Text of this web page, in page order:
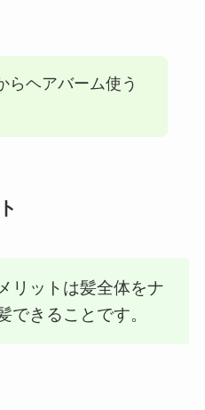
らヘアバーム使う
リットは髪全体をナ
できることです。